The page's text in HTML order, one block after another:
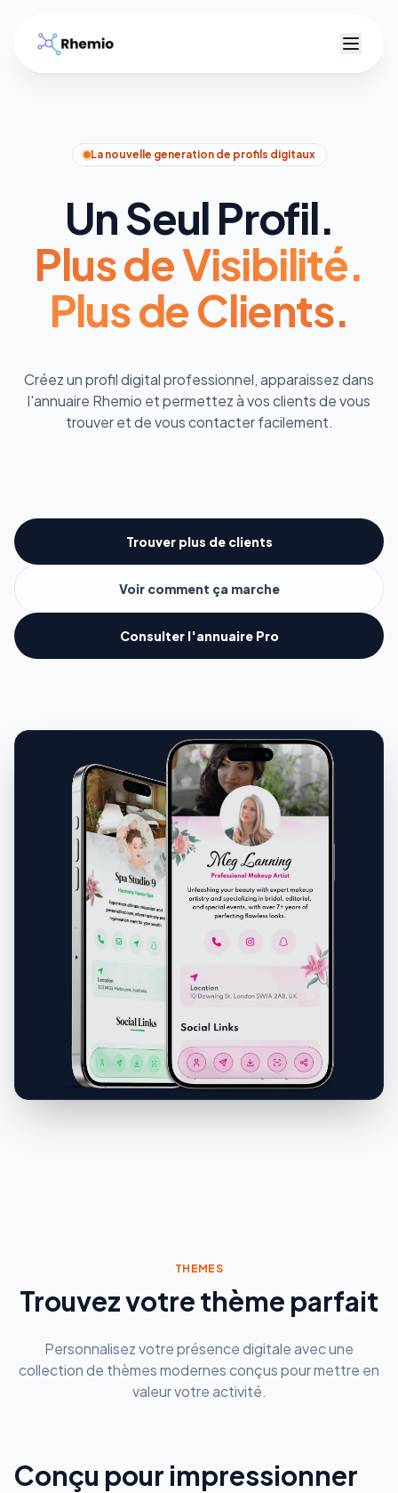
R
La nouvelle generation de profils digitaux
Un Seul Profil.
Plus de Visibilité.
Plus de Clients.
Créez un profil digital professionnel, apparaissez dans
l'annuaire Rhemio et permettez à vos clients de vous
trouver et de vous contacter facilement.
Trouver plus de clients
Voir comment ça marche
Consulter l'annuaire Pro
THEMES
Trouvez votre thème parfait
Personnalisez votre présence digitale avec une
collection de thèmes modernes conçus pour mettre en
valeur votre activité.
Conçu pour impressionner